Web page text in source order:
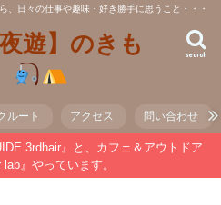
、日々の仕事や趣味・好き勝手に思うこと・・・
遊】のきも
search
ルート アクセス 問い合わせ
3rdhair』と、カフェ＆アウトドア
lab』やっています。